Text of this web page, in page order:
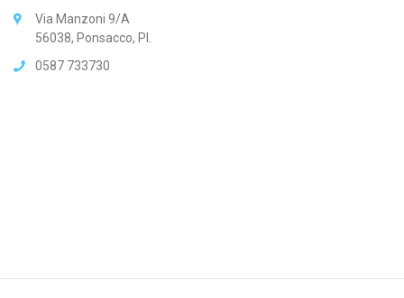
Via Manzoni 9/A
56038, Ponsacco, PI.
0587 733730